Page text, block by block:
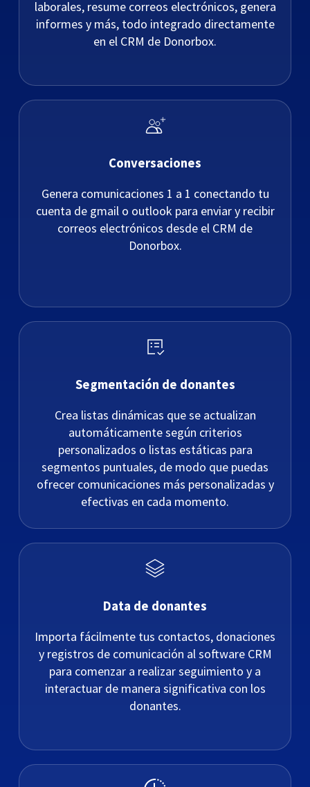
laborales, resume correos electrónicos, genera
informes y más, todo integrado directamente
en el CRM de Donorbox.
Conversaciones
Genera comunicaciones 1 a 1 conectando tu
cuenta de gmail o outlook para enviar y recibir
correos electrónicos desde el CRM de
Donorbox.
Segmentación de donantes
Crea listas dinámicas que se actualizan
automáticamente según criterios
personalizados o listas estáticas para
segmentos puntuales, de modo que puedas
ofrecer comunicaciones más personalizadas y
efectivas en cada momento.
Data de donantes
Importa fácilmente tus contactos, donaciones
y registros de comunicación al software CRM
para comenzar a realizar seguimiento y a
interactuar de manera significativa con los
donantes.